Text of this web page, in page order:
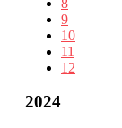
9
10
11
12
2024